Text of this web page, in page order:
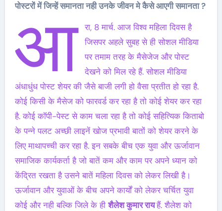
पोस्टरों में जिन्हें समानता नही उनके जीवन मे कैसे आएगी समानता ?
आ
रा, 8 मार्च. आज विश्व महिला दिवस है
जिसपर अहले सुबह से ही सोशल मीडिया
पर तमाम तरह के मैसेजेज और पोस्ट
देखने को मिल रहे हैं. सोशल मीडिया
अंधाधुंध पोस्ट शेयर की जैसे बाजी लगी हो वैसा प्रतीत हो रहा है.
कोई किसी के मैसेज को फारवर्ड कर रहा है तो कोई शेयर कर रहा
है. कोई कॉपी-पेस्ट से काम चला रहा है तो कोई सहित्यिक किताबो
के पन्ने पलट अच्छी लाइनें खोज प्रभावी बातों को शेयर करने के
लिए माथापच्ची कर रहा है. इन सबके बीच एक युवा और ऊर्जावान
समाजिक कार्यकर्ता है जो बातें कम और काम पर अपने ध्यान को
केंद्रित रखता है उसने बातें महिला दिवस को लेकर लिखी है।
ऊर्जावान और युवाओं के बीच अपने कार्यों को लेकर चर्चित युवा
कोई और नही बल्कि जिले के हीशैलेश कुमार रायहैं. शैलेश को